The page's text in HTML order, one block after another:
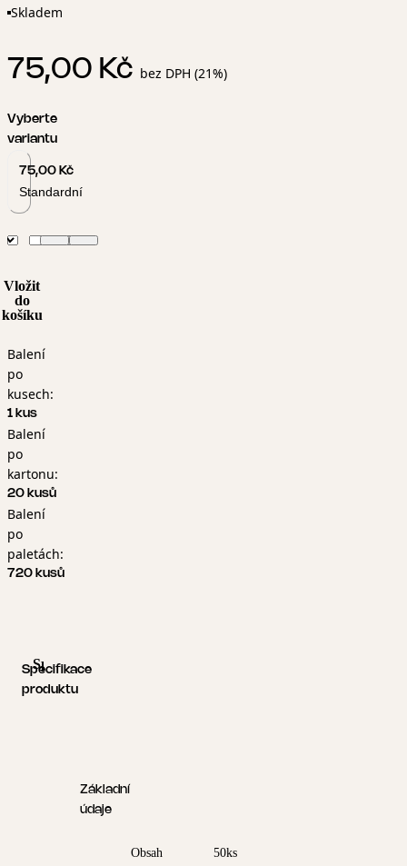
Skladem
75,00 Kč bez DPH (21%)
Vyberte
variantu
75,00 Kč
Standardní
Vložit
do
košíku
Balení
po
kusech:
1 kus
Balení
po
kartonu:
20 kusů
Balení
po
paletách:
720 kusů
Specifikace produktu
Specifikace
produktu
Základní
údaje
Obsah 50ks